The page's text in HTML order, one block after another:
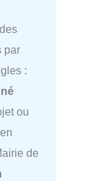
par
:
ou
de